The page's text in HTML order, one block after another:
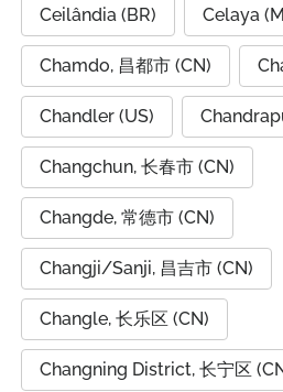
Ceilândia (BR) Celaya
Chamdo, 昌都市 (CN)
Chandler (US)
Changchun, 长春市 (CN)
Changde, 常德市 (CN)
Changji/Sanji, 昌吉市 (CN)
Changle, 长乐区 (CN)
Changning District, 长宁区